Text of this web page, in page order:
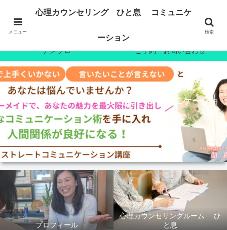
心理カウンセリング ひと息 コミュニケーショ
ン
ホーム プロフィール
心理カウンセリング
アメブロ ご予約・お問い合わせ
プロフィール
心理カウンセリングルーム ひ
と息
メニュー
心理カウンセリング ひと息 コミュニケ
ーション
検索